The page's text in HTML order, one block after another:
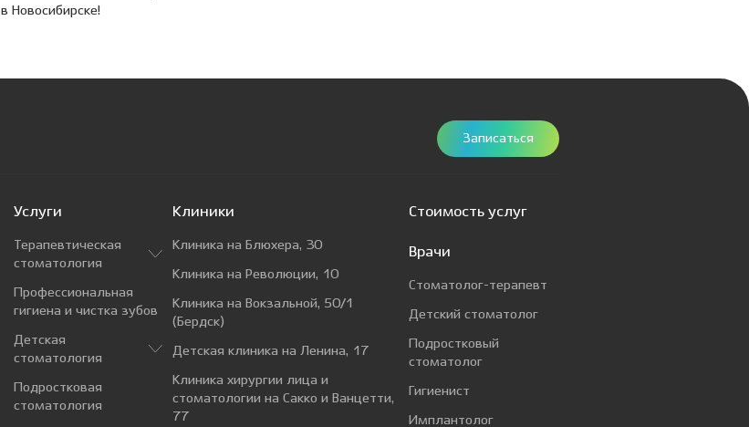
в Новосибирске!
Записаться
Услуги
Терапевтическая
стоматология
Профессиональная
гигиена и чистка зубов
Детская
стоматология
Подростковая
стоматология
Клиники
Клиника на Блюхера, 30
Клиника на Революции, 10
Клиника на Вокзальной, 50/1
(Бердск)
Детская клиника на Ленина, 17
Клиника хирургии лица и
стоматологии на Сакко и Ванцетти,
77
Стоимость услуг
Врачи
Стоматолог-терапевт
Детский стоматолог
Подростковый
стоматолог
Гигиенист
Имплантолог